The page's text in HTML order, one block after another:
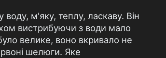
м'яку, теплу, ласкаву. Вiн
вистрибуючи з води мало
велике, воно вкривало не
шелюги. Яке